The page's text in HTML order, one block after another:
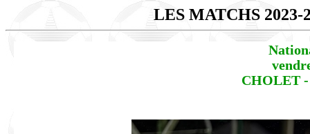
LES MATCHS
CHOLET -